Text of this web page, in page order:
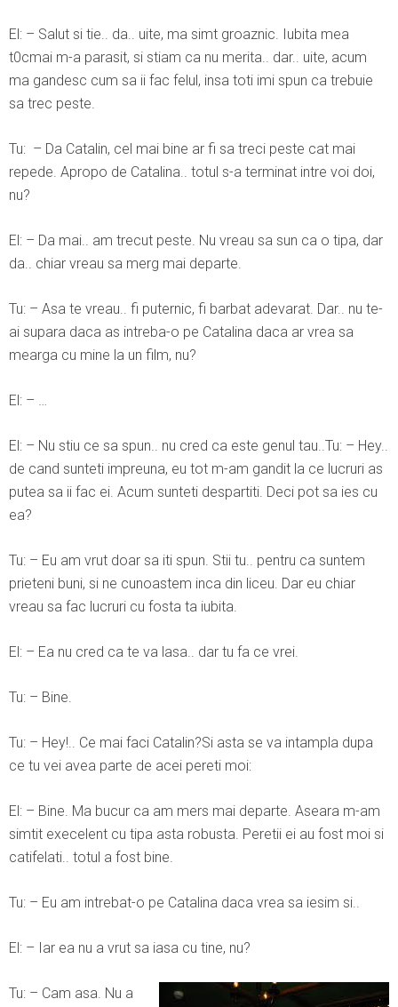
El: – Salut si tie.. da.. uite, ma simt groaznic. Iubita mea
t0cmai m-a parasit, si stiam ca nu merita.. dar.. uite, acum
ma gandesc cum sa ii fac felul, insa toti imi spun ca trebuie
sa trec peste.
Tu: – Da Catalin, cel mai bine ar fi sa treci peste cat mai
repede. Apropo de Catalina.. totul s-a terminat intre voi doi,
nu?
El: – Da mai.. am trecut peste. Nu vreau sa sun ca o tipa, dar
da.. chiar vreau sa merg mai departe.
Tu: – Asa te vreau.. fi puternic, fi barbat adevarat. Dar.. nu te-
ai supara daca as intreba-o pe Catalina daca ar vrea sa
mearga cu mine la un film, nu?
El: – …
El: – Nu stiu ce sa spun.. nu cred ca este genul tau..Tu: – Hey..
de cand sunteti impreuna, eu tot m-am gandit la ce lucruri as
putea sa ii fac ei. Acum sunteti despartiti. Deci pot sa ies cu
ea?
Tu: – Eu am vrut doar sa iti spun. Stii tu.. pentru ca suntem
prieteni buni, si ne cunoastem inca din liceu. Dar eu chiar
vreau sa fac lucruri cu fosta ta iubita.
El: – Ea nu cred ca te va lasa.. dar tu fa ce vrei.
Tu: – Bine.
Tu: – Hey!.. Ce mai faci Catalin?Si asta se va intampla dupa
ce tu vei avea parte de acei pereti moi:
El: – Bine. Ma bucur ca am mers mai departe. Aseara m-am
simtit execelent cu tipa asta robusta. Peretii ei au fost moi si
catifelati.. totul a fost bine.
Tu: – Eu am intrebat-o pe Catalina daca vrea sa iesim si..
El: – Iar ea nu a vrut sa iasa cu tine, nu?
Tu: – Cam asa. Nu a